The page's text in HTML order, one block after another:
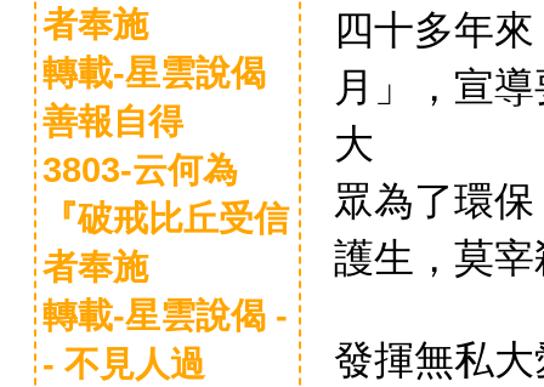
者奉施
轉載-星雲說偈
善報自得
3803-云何為
『破戒比丘受信
者奉施
轉載-星雲說偈 -
- 不見人過
四十多年
月」，宣
大
眾為了環
護生，莫
發揮無私